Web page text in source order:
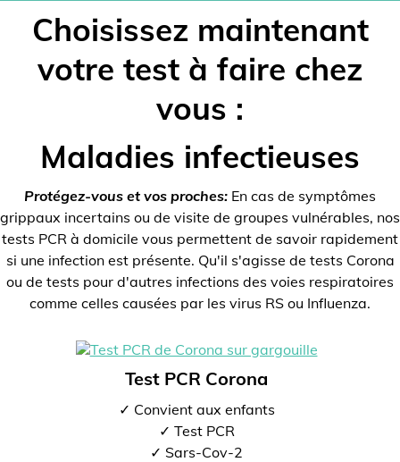
Choisissez maintenant
votre test à faire chez
vous :
Maladies infectieuses
Protégez-vous et vos proches: En cas de symptômes
grippaux incertains ou de visite de groupes vulnérables, nos
tests PCR à domicile vous permettent de savoir rapidement
si une infection est présente. Qu'il s'agisse de tests Corona
ou de tests pour d'autres infections des voies respiratoires
comme celles causées par les virus RS ou Influenza.
Test PCR Corona
✓ Convient aux enfants
✓ Test PCR
✓ Sars-Cov-2